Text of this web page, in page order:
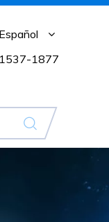
Español
1877